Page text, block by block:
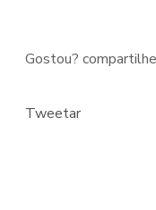
Gostou?
Tweetar